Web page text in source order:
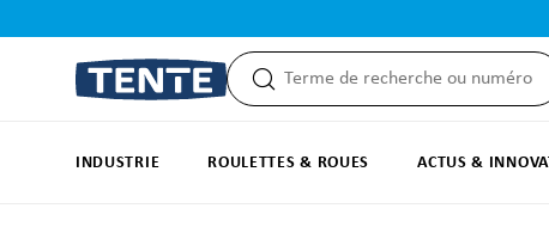
INDUSTRIE ROULETTES & ROUES ACTUS &